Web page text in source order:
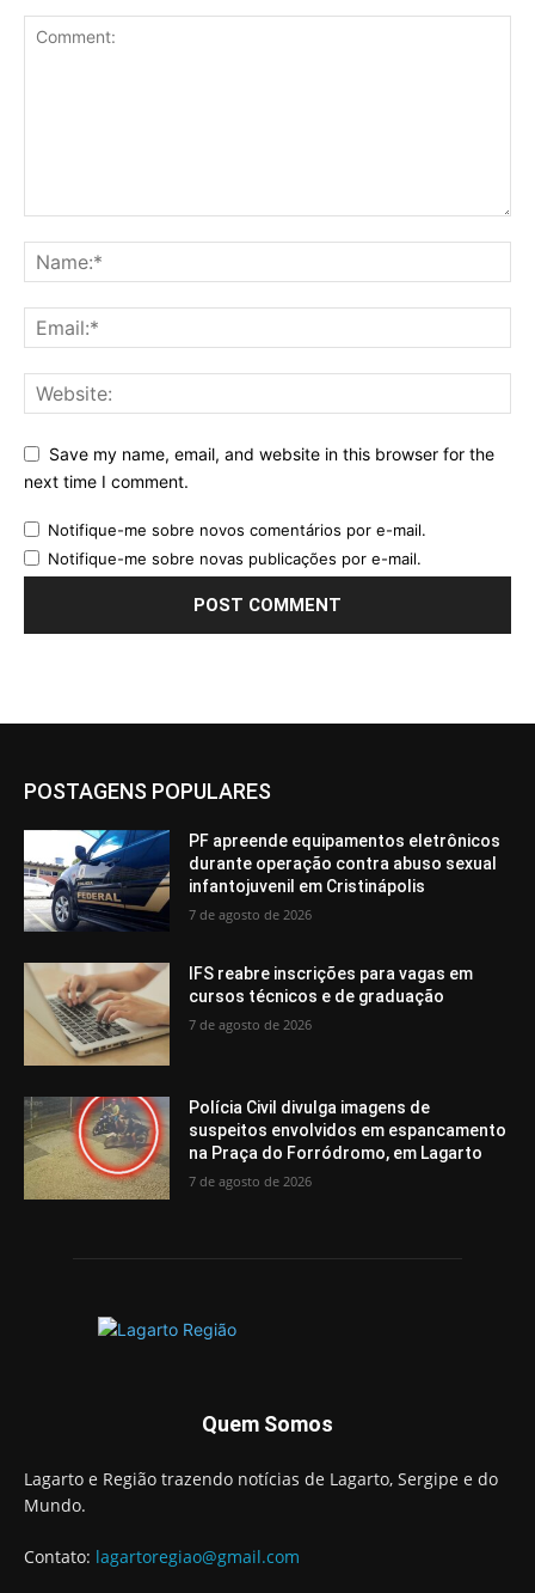
Save my name, email, and website in this browser for the
next time I comment.
Notifique-me sobre novos comentários por e-mail.
Notifique-me sobre novas publicações por e-mail.
POSTAGENS POPULARES
PF apreende equipamentos eletrônicos
durante operação contra abuso sexual
infantojuvenil em Cristinápolis
7 de agosto de 2026
IFS reabre inscrições para vagas em
cursos técnicos e de graduação
7 de agosto de 2026
Polícia Civil divulga imagens de
suspeitos envolvidos em espancamento
na Praça do Forródromo, em Lagarto
7 de agosto de 2026
Quem Somos
Lagarto e Região trazendo notícias de Lagarto, Sergipe e do
Mundo.
Contato: lagartoregiao@gmail.com